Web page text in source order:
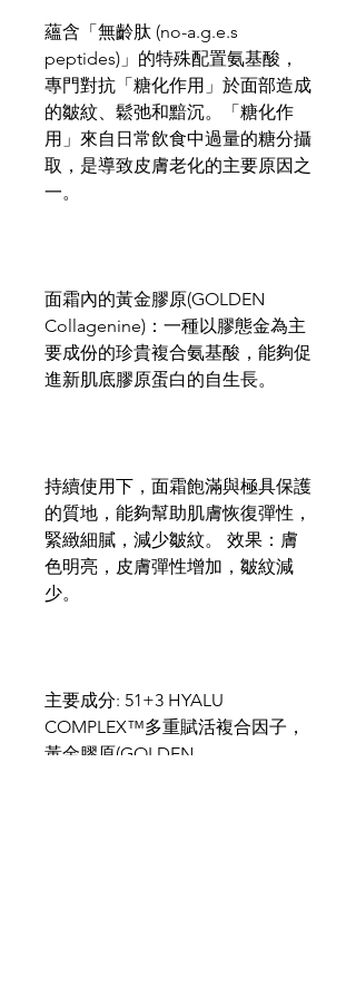
蘊含「無齡肽 (no-a.g.e.s
peptides)」的特殊配置氨基酸，
專門對抗「糖化作用」於面部造成
的皺紋、鬆弛和黯沉。「糖化作
用」來自日常飲食中過量的糖分攝
取，是導致皮膚老化的主要原因之
一。
面霜內的黃金膠原(GOLDEN
Collagenine)：一種以膠態金為主
要成份的珍貴複合氨基酸，能夠促
進新肌底膠原蛋白的自生長。
持續使用下，面霜飽滿與極具保護
的質地，能夠幫助肌膚恢復彈性，
緊緻細膩，減少皺紋。 效果：膚
色明亮，皮膚彈性增加，皺紋減
少。
主要成分: 51+3 HYALU
COMPLEX™多重賦活複合因子，
黃金膠原(GOLDEN